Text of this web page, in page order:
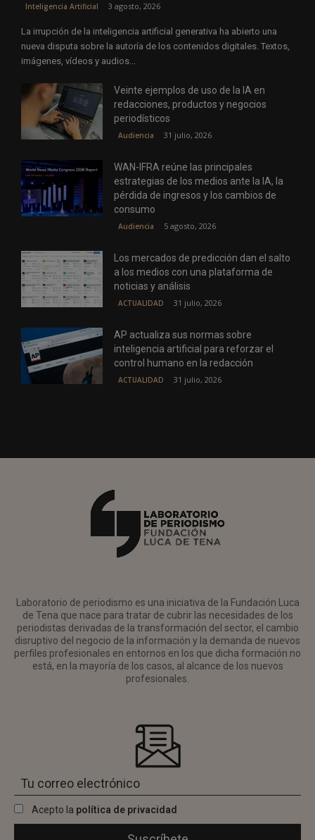
Inteligencia Artificial 3 agosto, 2026
La irrupción de la inteligencia artificial generativa ha abierto una
nueva disputa sobre la autoría de los contenidos digitales. Textos,
imágenes, vídeos y audios...
Veinte ejemplos de uso de la IA en
redacciones, productos y negocios
periodísticos
Audiencia 31 julio, 2026
WAN-IFRA reúne las principales
estrategias de los medios ante la IA, la
pérdida de ingresos y los cambios de
consumo
Audiencia 5 agosto, 2026
Los mercados de predicción dan el salto
a los medios con una plataforma de
noticias y análisis
ACTUALIDAD 31 julio, 2026
AP actualiza sus normas sobre
inteligencia artificial para reforzar el
control humano en la redacción
ACTUALIDAD 31 julio, 2026
Laboratorio de periodismo es una iniciativa de la Fundación Luca
de Tena que nace para tratar de cubrir las necesidades de los
periodistas derivadas de la transformación del sector, el cambio
disruptivo del negocio de la información y la demanda de nuevos
perfiles profesionales en entornos en los que dicha formación no
está, en la mayoría de los casos, al alcance de los nuevos
profesionales.
Acepto la política de privacidad